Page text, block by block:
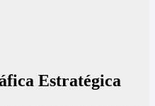
Estratégica